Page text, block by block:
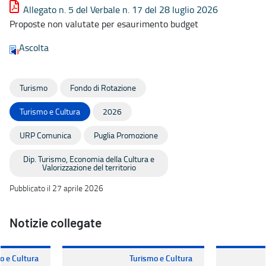
Allegato n. 5 del Verbale n. 17 del 28 luglio 2026
Proposte non valutate per esaurimento budget
Ascolta
Turismo Fondo di Rotazione
Turismo e Cultura 2026
URP Comunica Puglia Promozione
Dip. Turismo, Economia della Cultura e
Valorizzazione del territorio
Pubblicato il 27 aprile 2026
Notizie collegate
e Cultura Turismo e Cultura